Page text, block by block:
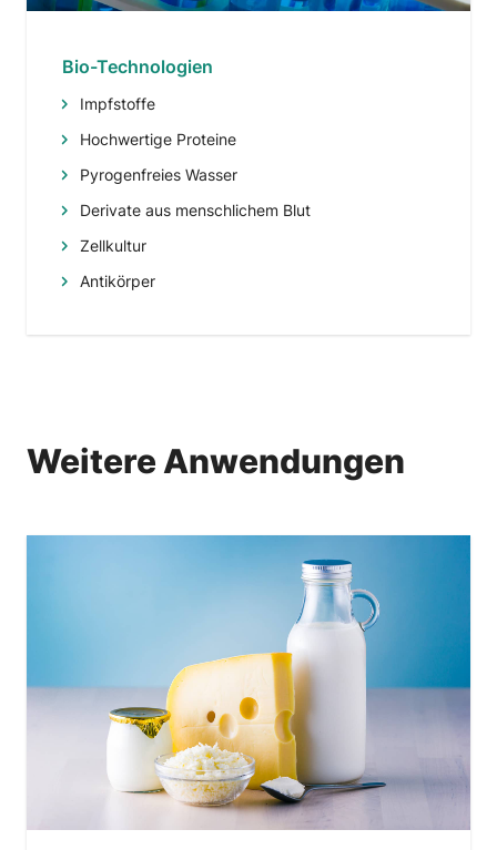
Bio-Technologien
Impfstoffe
Hochwertige Proteine
Pyrogenfreies Wasser
Derivate aus menschlichem Blut
Zellkultur
Antikörper
Weitere Anwendungen